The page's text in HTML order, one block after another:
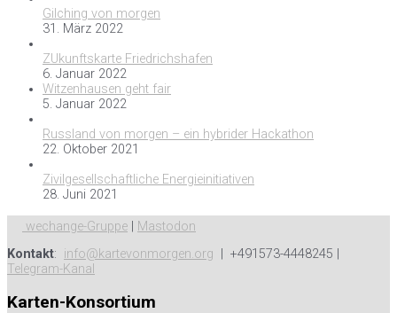
Gilching von morgen
31. März 2022
ZUkunftskarte Friedrichshafen
6. Januar 2022
Witzenhausen geht fair
5. Januar 2022
Russland von morgen – ein hybrider Hackathon
22. Oktober 2021
Zivilgesellschaftliche Energieinitiativen
28. Juni 2021
wechange-Gruppe
Mastodon
Kontakt: info@kartevonmorgen.org | +491573-4448245 |
Telegram-Kanal
Karten-Konsortium